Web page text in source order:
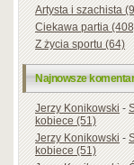
Artysta i szachista
Ciekawa partia
Z życia sportu (64)
Najnowsze
Jerzy Konikowski-
kobiece (51)
Jerzy Konikowski-
kobiece (51)